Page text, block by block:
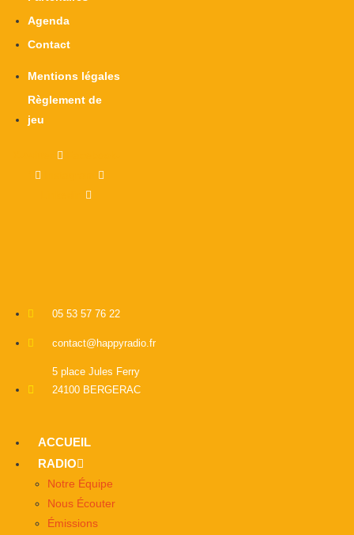
Agenda
Contact
Mentions légales
Règlement de
jeu
05 53 57 76 22
contact@happyradio.fr
5 place Jules Ferry
24100 BERGERAC
ACCUEIL
RADIO
Notre Équipe
Nous Écouter
Émissions